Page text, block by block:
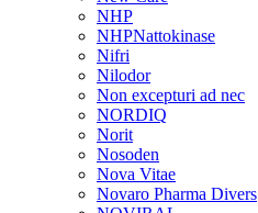
NHP
NHPNattokinase
Nifri
Nilodor
Non excepturi ad nec
NORDIQ
Norit
Nosoden
Nova Vitae
Novaro Pharma Divers